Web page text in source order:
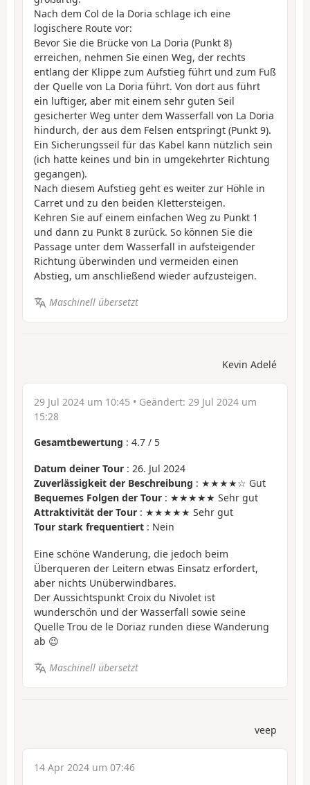
Nach dem Col de la Doria schlage ich eine
logischere Route vor:
Bevor Sie die Brücke von La Doria (Punkt 8)
erreichen, nehmen Sie einen Weg, der rechts
entlang der Klippe zum Aufstieg führt und zum Fuß
der Quelle von La Doria führt. Von dort aus führt
ein luftiger, aber mit einem sehr guten Seil
gesicherter Weg unter dem Wasserfall von La Doria
hindurch, der aus dem Felsen entspringt (Punkt 9).
Ein Sicherungsseil für das Kabel kann nützlich sein
(ich hatte keines und bin in umgekehrter Richtung
gegangen).
Nach diesem Aufstieg geht es weiter zur Höhle in
Carret und zu den beiden Klettersteigen.
Kehren Sie auf einem einfachen Weg zu Punkt 1
und dann zu Punkt 8 zurück. So können Sie die
Passage unter dem Wasserfall in aufsteigender
Richtung überwinden und vermeiden einen
Abstieg, um anschließend wieder aufzusteigen.
Maschinell übersetzt
Kevin Adelé
29 Jul 2024 um 10:45 • Geändert: 29 Jul 2024 um
15:28
Gesamtbewertung : 4.7 / 5
Datum deiner Tour : 26. Jul 2024
Zuverlässigkeit der Beschreibung : ★★★★☆ Gut
Bequemes Folgen der Tour : ★★★★★ Sehr gut
Attraktivität der Tour : ★★★★★ Sehr gut
Tour stark frequentiert : Nein
Eine schöne Wanderung, die jedoch beim
Überqueren der Leitern etwas Einsatz erfordert,
aber nichts Unüberwindbares.
Der Aussichtspunkt Croix du Nivolet ist
wunderschön und der Wasserfall sowie seine
Quelle Trou de le Doriaz runden diese Wanderung
ab 😉
Maschinell übersetzt
veep
14 Apr 2024 um 07:46